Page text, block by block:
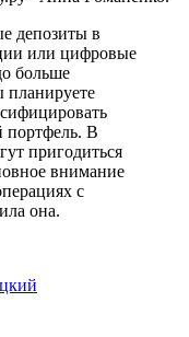
депозиты в
или цифровые
больше
портфель. В
пригодиться
внимание
с
она.